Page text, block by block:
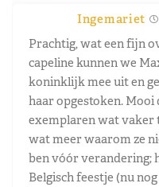
Ingemariet
Prachtig, wat een fijn
capeline kunnen we
koninklijk mee uit en
haar opgestoken. Mooi
exemplaren wat vaker
wat meer waarom ze
ben vóór verandering;
Belgisch feestje (nu